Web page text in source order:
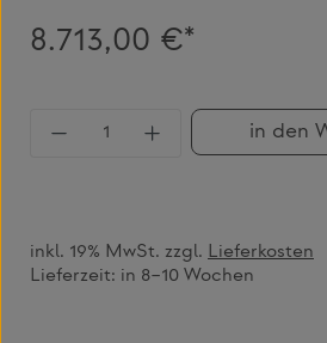
8.713,00 €*
Produkt Anzahl: Gibin den
inkl. 19% MwSt. zzgl. Lieferkosten
Lieferzeit: in 8–10 Wochen